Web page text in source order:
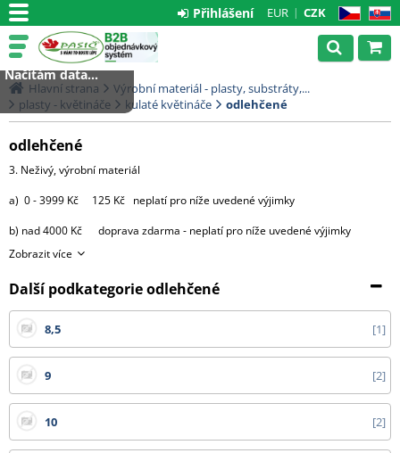
CZ SK
EUR CZK
Přihlášení
Hlavní strana
Výrobní materiál - plasty, substráty,...
plasty - květináče
kulaté květináče odlehčené
odlehčené
3. Neživý, výrobní materiál
a) 0 - 3999 Kč 125 Kč neplatí pro níže uvedené výjimky
b) nad 4000 Kč doprava zdarma - neplatí pro níže uvedené výjimky
výjimky:
- substráty, perlit, hnojiva, kůra 2000 Kč za každou započatou
4000 Kč za 3 palety, 4500 Kč za 4 palety
a 5000 Kč za 5 9 palet.
Od 10 palet doprava zdarma.
- tkaniny 525 cm, bublinkové fólie od 1,50 m, bambusy nad 210 cm, DC vozíky
Zobrazit více
Další podkategorie odlehčené
8,5 1
9 2
10 2
Načítám data...